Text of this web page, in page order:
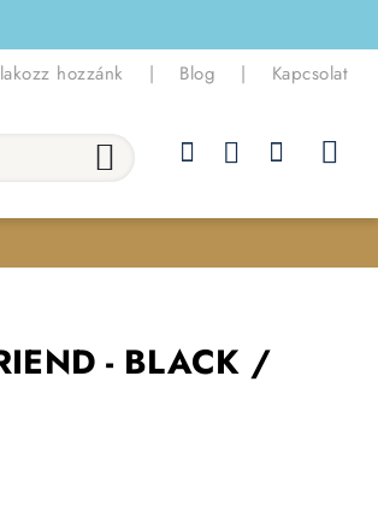
hozzánk | Blog | Kapcsolat
- BLACK /